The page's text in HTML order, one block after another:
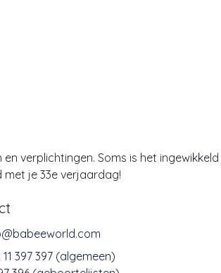
verplichtingen. Soms is het ingewikkeld
je 33e verjaardag!
11 397 397 (algemeen)